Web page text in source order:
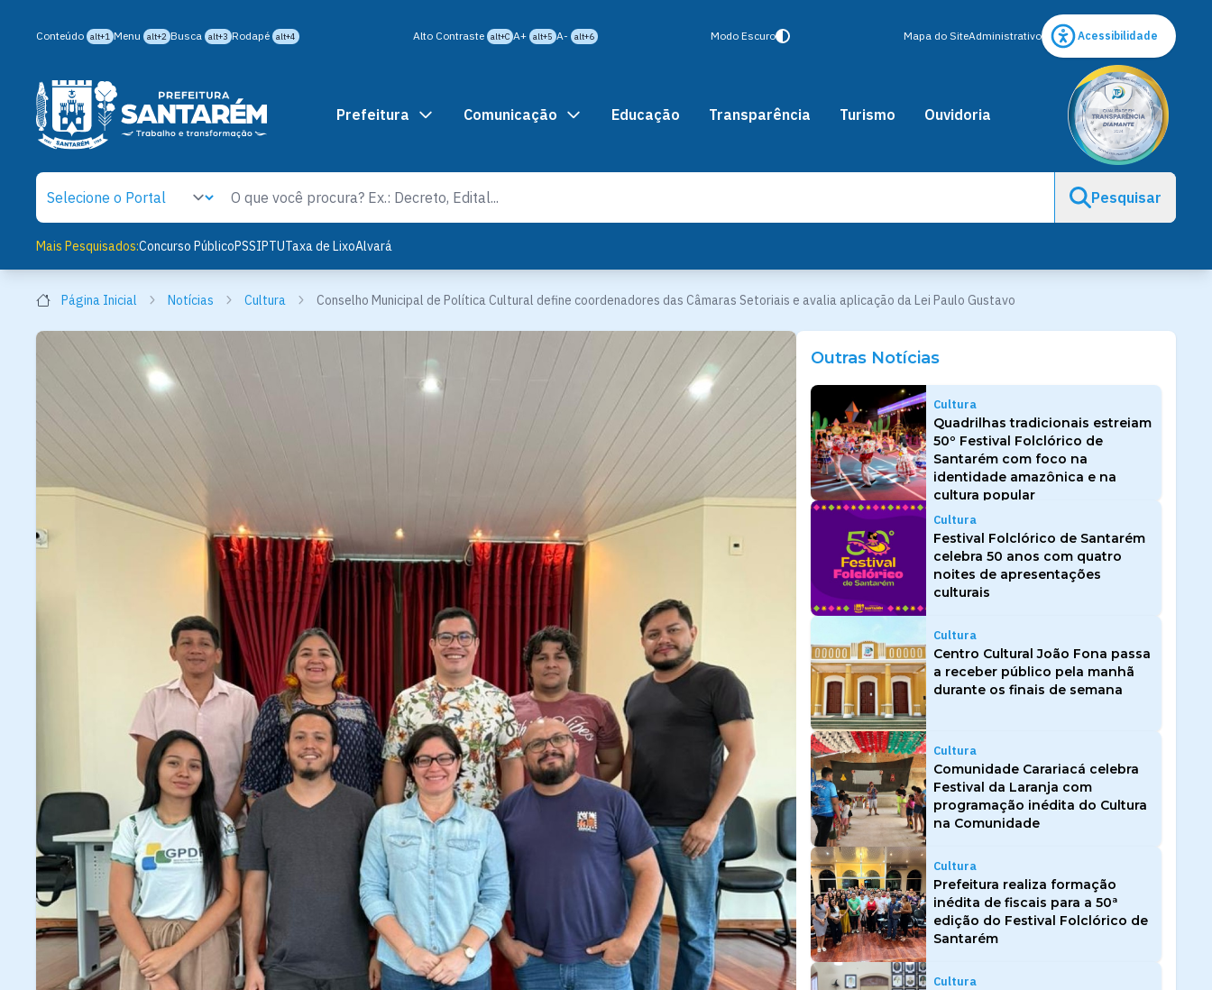
Conteúdo alt+1 Menu alt+2 Busca alt+3 Rodapé alt+4 Alto Contraste alt+C A+ alt+5 A- alt+6 Modo Escuro Mapa do SiteAdministrativo Acessibilidade
Prefeitura Comunicação Educação Transparência Turismo Ouvidoria
Pesquisar
Mais Pesquisados:Concurso PúblicoPSSIPTUTaxa de LixoAlvará
Página Inicial Notícias Cultura Conselho Municipal de Política Cultural define coordenadores das Câmaras Setoriais e avalia aplicação da Lei Paulo Gustavo
Outras Notícias
Cultura
Quadrilhas tradicionais estreiam
50º Festival Folclórico de
Santarém com foco na
identidade amazônica e na
cultura popular
Cultura
Festival Folclórico de Santarém
celebra 50 anos com quatro
noites de apresentações
culturais
Cultura
Centro Cultural João Fona passa
a receber público pela manhã
durante os finais de semana
Cultura
Comunidade Carariacá celebra
Festival da Laranja com
programação inédita do Cultura
na Comunidade
Cultura
Prefeitura realiza formação
inédita de fiscais para a 50ª
edição do Festival Folclórico de
Santarém
Cultura